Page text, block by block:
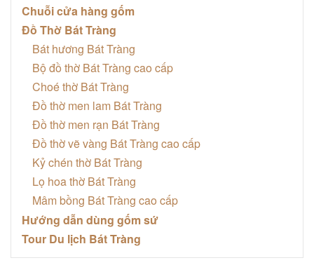
Chuỗi cửa hàng gốm
Đồ Thờ Bát Tràng
Bát hương Bát Tràng
Bộ đồ thờ Bát Tràng cao cấp
Choé thờ Bát Tràng
Đồ thờ men lam Bát Tràng
Đồ thờ men rạn Bát Tràng
Đồ thờ vẽ vàng Bát Tràng cao cấp
Kỷ chén thờ Bát Tràng
Lọ hoa thờ Bát Tràng
Mâm bồng Bát Tràng cao cấp
Hướng dẫn dùng gốm sứ
Tour Du lịch Bát Tràng